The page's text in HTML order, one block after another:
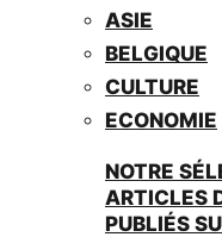
ASIE
BELGIQUE
CULTURE
ECONOMIE
NOTRE
ARTICLES
PUBLIÉS